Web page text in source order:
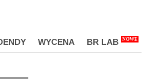
WYCENA BR LAB NOWE